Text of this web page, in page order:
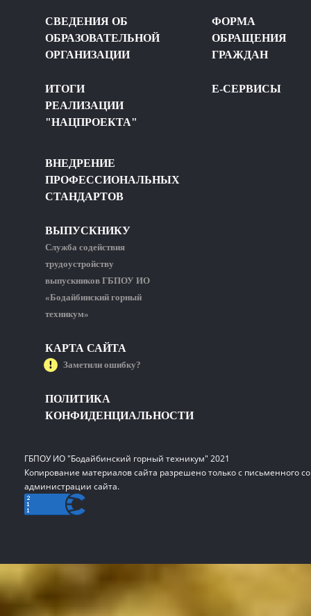
СВЕДЕНИЯ ОБ
ОБРАЗОВАТЕЛЬНОЙ
ОРГАНИЗАЦИИ
ИТОГИ
РЕАЛИЗАЦИИ
"НАЦПРОЕКТА"
ФОРМА
ОБРАЩЕНИЯ
ГРАЖДАН
Е-СЕРВИСЫ
ВНЕДРЕНИЕ
ПРОФЕССИОНАЛЬНЫХ
СТАНДАРТОВ
ВЫПУСКНИКУ
Служба содействия
трудоустройству
выпускников ГБПОУ ИО
«Бодайбинский горный
техникум»
КАРТА САЙТА
Заметили ошибку?
ПОЛИТИКА
КОНФИДЕНЦИАЛЬНОСТИ
ГБПОУ ИО "Бодайбинский горный техникум" 2021
Копирование материалов сайта разрешено только с письменного
администрации сайта.